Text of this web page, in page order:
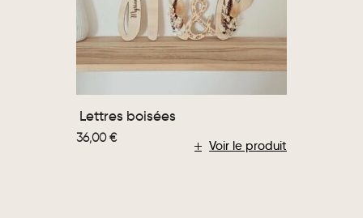
Voir le produit
Lettres boisées
36,00€